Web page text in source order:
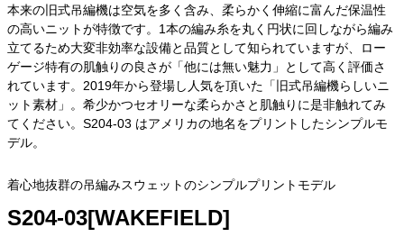
本来の旧式吊編機は空気を多く含み、柔らかく伸縮に富んだ保温性
の高いニットが特徴です。1本の編み糸を丸く円状に回しながら編み
立てるため大変非効率な設備と品質として知られていますが、ロー
ゲージ特有の肌触りの良さが「他には無い魅力」として高く評価さ
れています。2019年から登場し人気を頂いた「旧式吊編機らしいニ
ット素材」。希少かつセオリーな柔らかさと肌触りに是非触れてみ
てください。S204-03 はアメリカの地名をプリントしたシンプルモ
デル。
着心地抜群の吊編みスウェットのシンプルプリントモデル
S204-03[WAKEFIELD]